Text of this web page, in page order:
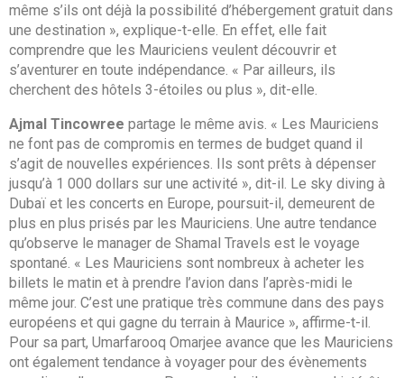
même s’ils ont déjà la possibilité d’hébergement gratuit dans
une destination », explique-t-elle. En effet, elle fait
comprendre que les Mauriciens veulent découvrir et
s’aventurer en toute indépendance. « Par ailleurs, ils
cherchent des hôtels 3-étoiles ou plus », dit-elle.
Ajmal Tincowree partage le même avis. « Les Mauriciens
ne font pas de compromis en termes de budget quand il
s’agit de nouvelles expériences. Ils sont prêts à dépenser
jusqu’à 1 000 dollars sur une activité », dit-il. Le sky diving à
Dubaï et les concerts en Europe, poursuit-il, demeurent de
plus en plus prisés par les Mauriciens. Une autre tendance
qu’observe le manager de Shamal Travels est le voyage
spontané. « Les Mauriciens sont nombreux à acheter les
billets le matin et à prendre l’avion dans l’après-midi le
même jour. C’est une pratique très commune dans des pays
européens et qui gagne du terrain à Maurice », affirme-t-il.
Pour sa part, Umarfarooq Omarjee avance que les Mauriciens
ont également tendance à voyager pour des évènements